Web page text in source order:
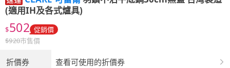
(適用IH及各式爐具)
$502 促銷價
$920市售價
折價券 查看可使用的折價券